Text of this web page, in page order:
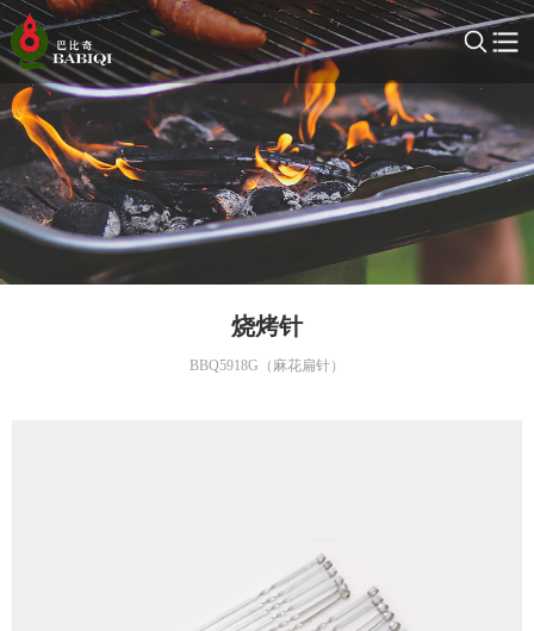
烧烤针
BBQ5918G（麻花扁针）